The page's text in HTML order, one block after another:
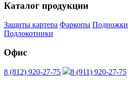
Каталог продукции
Защиты картера Фаркопы Подножки
Подлокотники
Офис
8 (812) 920-27-75 8 (911) 920-27-75